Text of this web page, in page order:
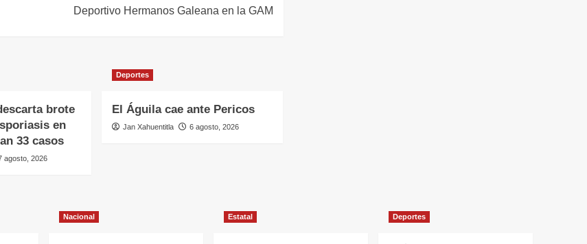
Deportivo Hermanos Galeana en la GAM
brote
en
33 casos
agosto, 2026
Deportes
El Águila cae ante Pericos
Jan Xahuentitla 6 agosto, 2026
Nacional Estatal Deportes